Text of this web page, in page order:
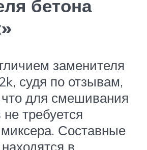
бетона
заменителя
судя по отзывам,
что для смешивания
требуется
Составные
в